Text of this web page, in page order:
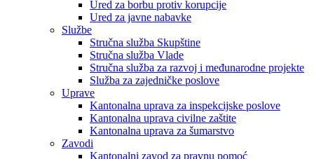
Ured za borbu protiv korupcije
Ured za javne nabavke
Službe
Stručna služba Skupštine
Stručna služba Vlade
Stručna služba za razvoj i međunarodne projekte
Služba za zajedničke poslove
Uprave
Kantonalna uprava za inspekcijske poslove
Kantonalna uprava civilne zaštite
Kantonalna uprava za šumarstvo
Zavodi
Kantonalni zavod za pravnu pomoć